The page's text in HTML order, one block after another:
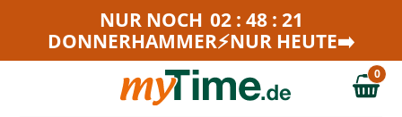
Zum Hauptinhalt springen
Zur Navigation springen
NUR NOCH 02 : 48 : 21
DONNERHAMMER⚡NUR HEUTE➡️
0,00 €
0